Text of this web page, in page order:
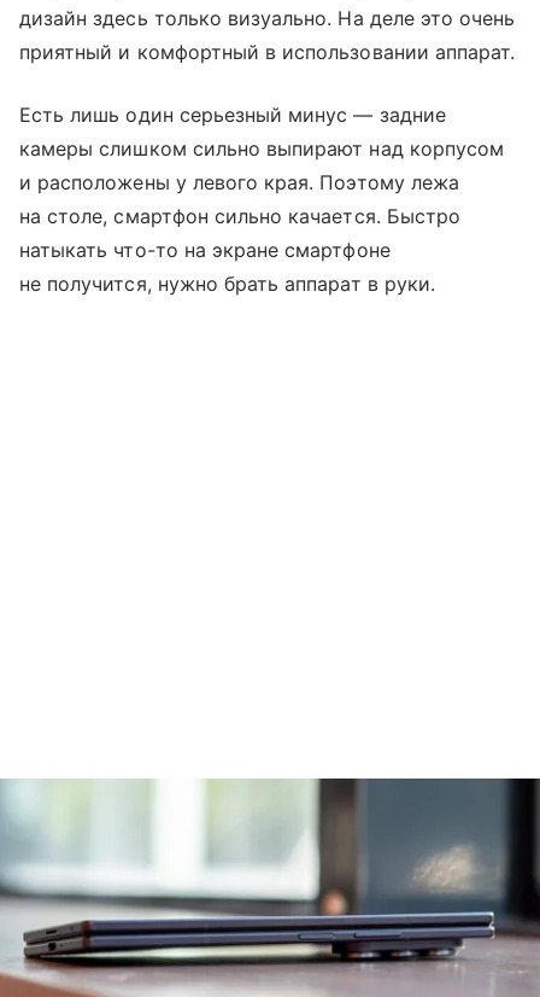
дизайн здесь только визуально. На деле это очень
приятный и комфортный в использовании аппарат.
Есть лишь один серьезный минус — задние
камеры слишком сильно выпирают над корпусом
и расположены у левого края. Поэтому лежа
на столе, смартфон сильно качается. Быстро
натыкать что-то на экране смартфоне
не получится, нужно брать аппарат в руки.